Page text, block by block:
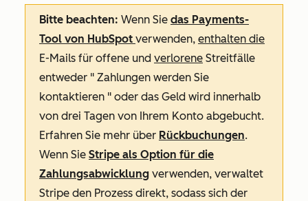
Bitte beachten: Wenn Sie das Payments-
Tool von HubSpot verwenden, enthalten die
E-Mails für offene und verlorene Streitfälle
entweder " Zahlungen werden Sie
kontaktieren " oder das Geld wird innerhalb
von drei Tagen von Ihrem Konto abgebucht.
Erfahren Sie mehr über Rückbuchungen.
Wenn Sie Stripe als Option für die
Zahlungsabwicklung verwenden, verwaltet
Stripe den Prozess direkt, sodass sich der